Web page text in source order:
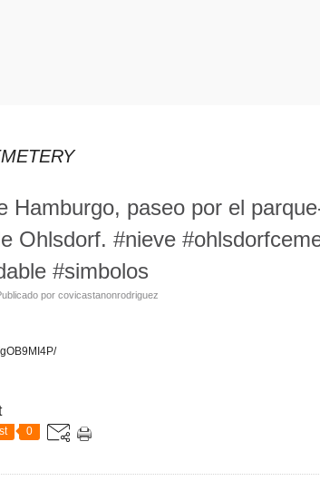
Hamburgo, paseo por el
Ohlsdorf. #nieve
#simbolos
por covicastanonrodriguez
0